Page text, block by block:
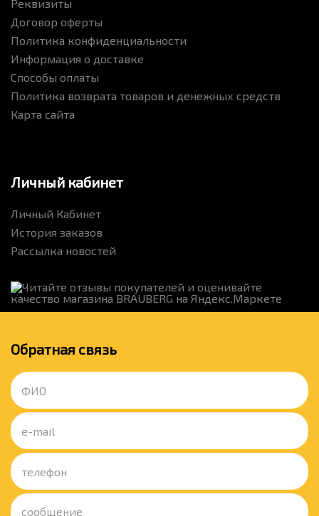
Реквизиты
Договор оферты
Политика конфиденциальности
Информация о доставке
Способы оплаты
Политика возврата товаров и денежных средств
Карта сайта
Личный кабинет
Личный Кабинет
История заказов
Рассылка новостей
Обратная связь